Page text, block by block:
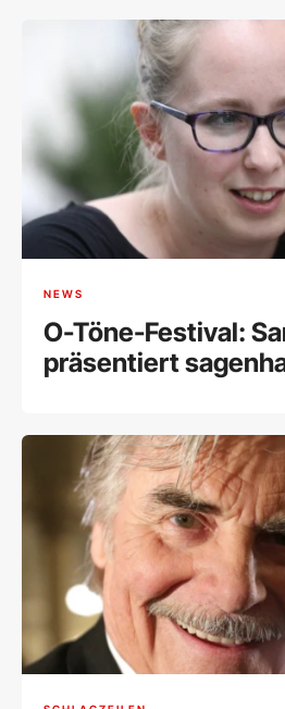
NEWS
O-Töne-Festival:
präsentiert